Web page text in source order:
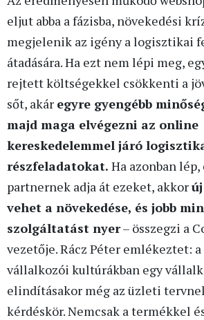
eljut abba a fázisba, növekedési
megjelenik az igény a logisztikai
átadására. Ha ezt nem lépi meg,
rejtett költségekkel csökkenti a
sőt, akár egyre gyengébb
majd maga elvégezni az online
kereskedelemmel járó
részfeladatokat. Ha azonban lép,
partnernek adja át ezeket, akkor
vehet a növekedése, és jobb
szolgáltatást nyer– összegzi a
vezetője. Rácz Péter emlékeztet:
vállalkozói kultúrákban egy
elindításakor még az üzleti
kérdéskör. Nemcsak a termékkel